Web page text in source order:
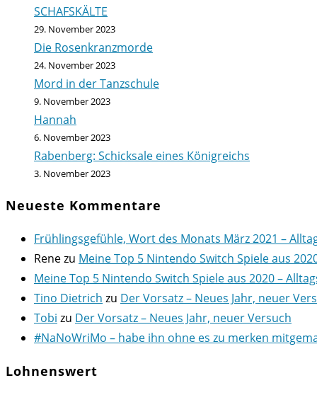
SCHAFSKÄLTE
29. November 2023
Die Rosenkranzmorde
24. November 2023
Mord in der Tanzschule
9. November 2023
Hannah
6. November 2023
Rabenberg: Schicksale eines Königreichs
3. November 2023
Neueste Kommentare
Frühlingsgefühle, Wort des Monats März 2021 –
Renezu Meine Top 5 Nintendo Switch Spiele aus
Meine Top 5 Nintendo Switch Spiele aus 2020 –
Tino Dietrich zu Der Vorsatz – Neues Jahr, neuer
Tobi zu Der Vorsatz – Neues Jahr, neuer Versuch
#NaNoWriMo – habe ihn ohne es zu merken
Lohnenswert